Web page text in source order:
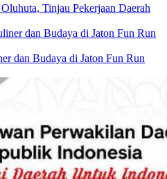
Tinjau Pekerjaan Daerah
dan Budaya di Jaton Fun Run